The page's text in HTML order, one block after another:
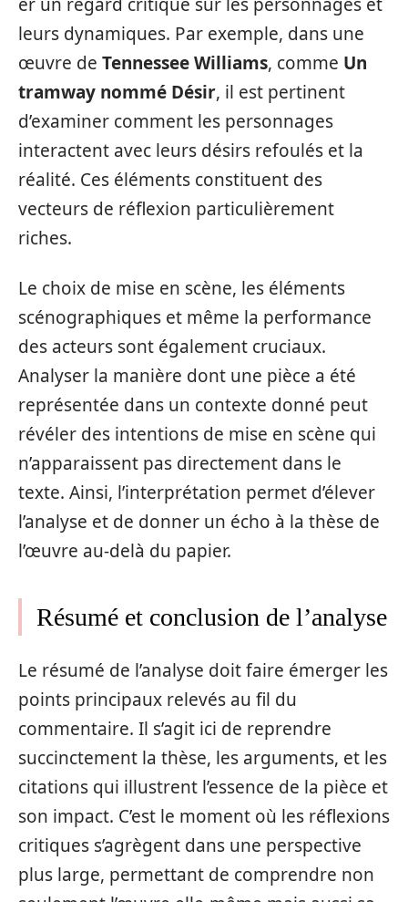
er un regard critique sur les personnages et
leurs dynamiques. Par exemple, dans une
œuvre de Tennessee Williams, comme Un
tramway nommé Désir, il est pertinent
d’examiner comment les personnages
interactent avec leurs désirs refoulés et la
réalité. Ces éléments constituent des
vecteurs de réflexion particulièrement
riches.
Le choix de mise en scène, les éléments
scénographiques et même la performance
des acteurs sont également cruciaux.
Analyser la manière dont une pièce a été
représentée dans un contexte donné peut
révéler des intentions de mise en scène qui
n’apparaissent pas directement dans le
texte. Ainsi, l’interprétation permet d’élever
l’analyse et de donner un écho à la thèse de
l’œuvre au-delà du papier.
Résumé et conclusion de l’analyse
Le résumé de l’analyse doit faire émerger les
points principaux relevés au fil du
commentaire. Il s’agit ici de reprendre
succinctement la thèse, les arguments, et les
citations qui illustrent l’essence de la pièce et
son impact. C’est le moment où les réflexions
critiques s’agrègent dans une perspective
plus large, permettant de comprendre non